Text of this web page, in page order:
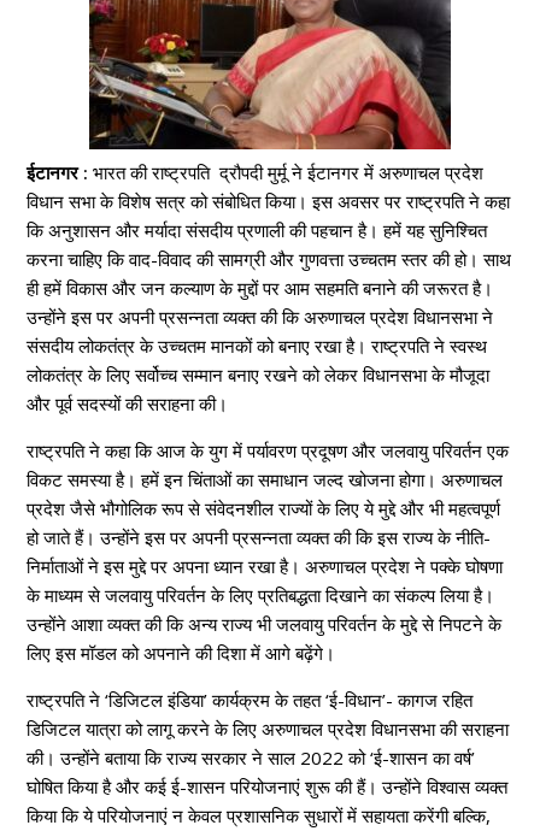
ईटानगर : भारत की राष्ट्रपति द्रौपदी मुर्मू ने ईटानगर में अरुणाचल प्रदेश
विधान सभा के विशेष सत्र को संबोधित किया। इस अवसर पर राष्ट्रपति ने कहा
कि अनुशासन और मर्यादा संसदीय प्रणाली की पहचान है। हमें यह सुनिश्चित
करना चाहिए कि वाद-विवाद की सामग्री और गुणवत्ता उच्चतम स्तर की हो। साथ
ही हमें विकास और जन कल्याण के मुद्दों पर आम सहमति बनाने की जरूरत है।
उन्होंने इस पर अपनी प्रसन्नता व्यक्त की कि अरुणाचल प्रदेश विधानसभा ने
संसदीय लोकतंत्र के उच्चतम मानकों को बनाए रखा है। राष्ट्रपति ने स्वस्थ
लोकतंत्र के लिए सर्वोच्च सम्मान बनाए रखने को लेकर विधानसभा के मौजूदा
और पूर्व सदस्यों की सराहना की।
राष्ट्रपति ने कहा कि आज के युग में पर्यावरण प्रदूषण और जलवायु परिवर्तन एक
विकट समस्या है। हमें इन चिंताओं का समाधान जल्द खोजना होगा। अरुणाचल
प्रदेश जैसे भौगोलिक रूप से संवेदनशील राज्यों के लिए ये मुद्दे और भी महत्वपूर्ण
हो जाते हैं। उन्होंने इस पर अपनी प्रसन्नता व्यक्त की कि इस राज्य के नीति-
निर्माताओं ने इस मुद्दे पर अपना ध्यान रखा है। अरुणाचल प्रदेश ने पक्के घोषणा
के माध्यम से जलवायु परिवर्तन के लिए प्रतिबद्धता दिखाने का संकल्प लिया है।
उन्होंने आशा व्यक्त की कि अन्य राज्य भी जलवायु परिवर्तन के मुद्दे से निपटने के
लिए इस मॉडल को अपनाने की दिशा में आगे बढ़ेंगे।
राष्ट्रपति ने ‘डिजिटल इंडिया’ कार्यक्रम के तहत ‘ई-विधान’- कागज रहित
डिजिटल यात्रा को लागू करने के लिए अरुणाचल प्रदेश विधानसभा की सराहना
की। उन्होंने बताया कि राज्य सरकार ने साल 2022 को ‘ई-शासन का वर्ष’
घोषित किया है और कई ई-शासन परियोजनाएं शुरू की हैं। उन्होंने विश्वास व्यक्त
किया कि ये परियोजनाएं न केवल प्रशासनिक सुधारों में सहायता करेंगी बल्कि,